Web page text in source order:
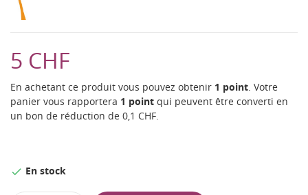
5 CHF
En achetant ce produit vous pouvez obtenir 1 point. Votre
panier vous rapportera 1 point qui peuvent être converti en
un bon de réduction de 0,1 CHF.
 En stock